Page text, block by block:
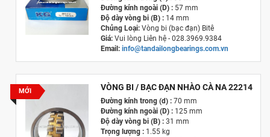
Đường kính ngoài (D) :57 mm
Độ dày vòng bi (B) :14 mm
Chủng Loại: Vòng bi (bạc đạn) Bitê
Giá:Vui lòng Liên hệ - 028.3969.9384
Email: info@tandailongbearings.com.vn
MỚI VÒNG BI / BẠC ĐẠN NHÀO CÀ NA 22214
Đường kính trong (d) :70 mm
Đường kính ngoài (D) :125 mm
Độ dày vòng bi (B) :31 mm
Trọng lượng : 1.55 kg